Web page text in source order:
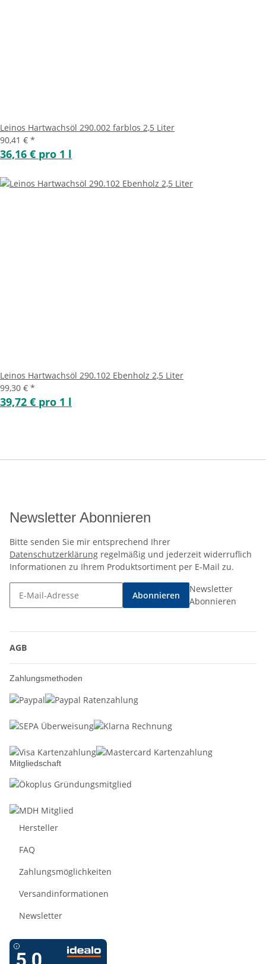
Leinos Hartwachsöl 290.002 farblos 2,5 Liter
90,41 € *
36,16 € pro 1 l
Leinos Hartwachsöl 290.102 Ebenholz 2,5 Liter
99,30 € *
39,72 € pro 1 l
Newsletter Abonnieren
Bitte senden Sie mir entsprechend Ihrer
Datenschutzerklärung regelmäßig und jederzeit widerruflich
Informationen zu Ihrem Produktsortiment per E-Mail zu.
Abonnieren
Newsletter
Abonnieren
AGB
Zahlungsmethoden
Mitgliedschaft
Hersteller
FAQ
Zahlungsmöglichkeiten
Versandinformationen
Newsletter